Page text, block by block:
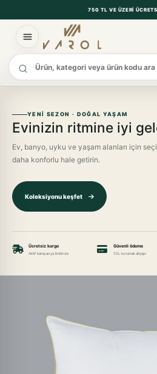
750 TL VE ÜZERI
Ürün ara
YENI SEZON · DOĞAL YAŞAM
Evinizin ritmine iyi
Ev, banyo, uyku ve yaşam alanları için
daha konforlu hale getirin.
Koleksiyonu keşfet
Ücretsiz kargo
Aktif kampanya limitinde
Güvenli ödeme
SSL korumalı altyapı